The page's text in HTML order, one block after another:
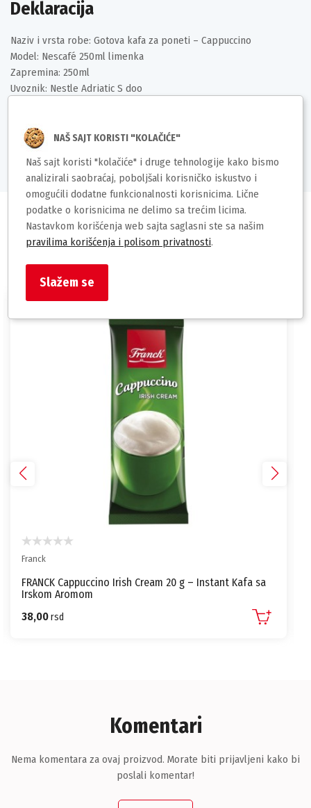
Deklaracija
Naziv i vrsta robe: Gotova kafa za poneti – Cappuccino
Model: Nescafé 250ml limenka
Zapremina: 250ml
Uvoznik: Nestle Adriatic S doo
Prava potrošača: Zagarantovana prava po osnovu Zakona o zaštiti
potrošača
Slični proizvodi
Franck
FRANCK Cappuccino Irish Cream 20 g – Instant Kafa sa
Irskom Aromom
38,00rsd
Komentari
Nema komentara za ovaj proizvod. Morate biti prijavljeni kako bi
poslali komentar!
NAŠ SAJT KORISTI "KOLAČIĆE"
Naš sajt koristi "kolačiće" i druge tehnologije kako bismo
analizirali saobraćaj, poboljšali korisničko iskustvo i
omogućili dodatne funkcionalnosti korisnicima. Lične
podatke o korisnicima ne delimo sa trećim licima.
Nastavkom korišćenja web sajta saglasni ste sa našim
pravilima korišćenja i polisom privatnosti.
Slažem se